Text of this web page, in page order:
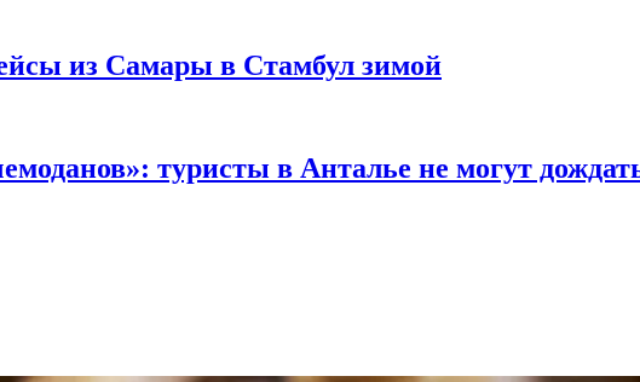
из Самары в Стамбул зимой
туристы в Анталье не могут